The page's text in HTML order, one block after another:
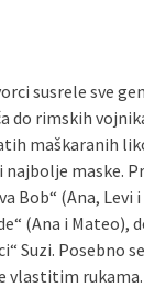
susrele sve
do rimskih
maškaranih
najbolje maske.
Bob“ (Ana, Levi
(Ana i Mateo),
Suzi. Posebno
vlastitim